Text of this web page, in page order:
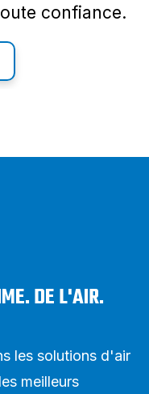
confiance.
DE L'AIR.
les solutions d'air
meilleurs